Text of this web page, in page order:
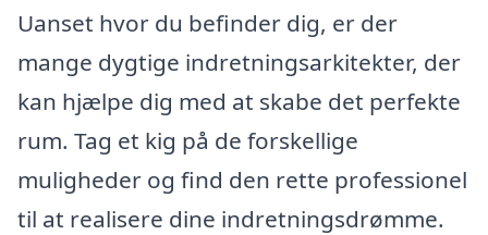
Uanset hvor du befinder dig, er der
mange dygtige indretningsarkitekter, der
kan hjælpe dig med at skabe det perfekte
rum. Tag et kig på de forskellige
muligheder og find den rette professionel
til at realisere dine indretningsdrømme.